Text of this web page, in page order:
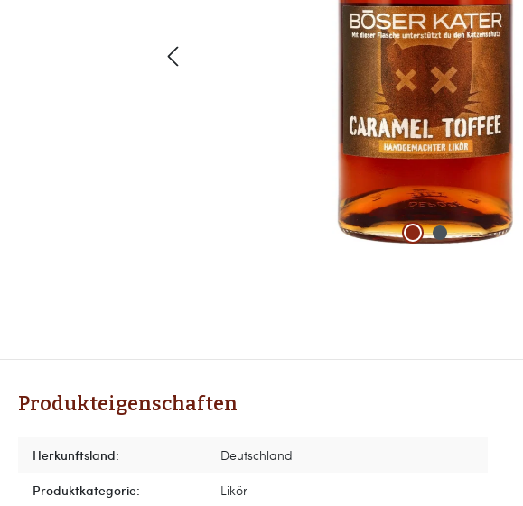
Produkteigenschaften
Herkunftsland:
Deutschland
Produktkategorie:
Likör